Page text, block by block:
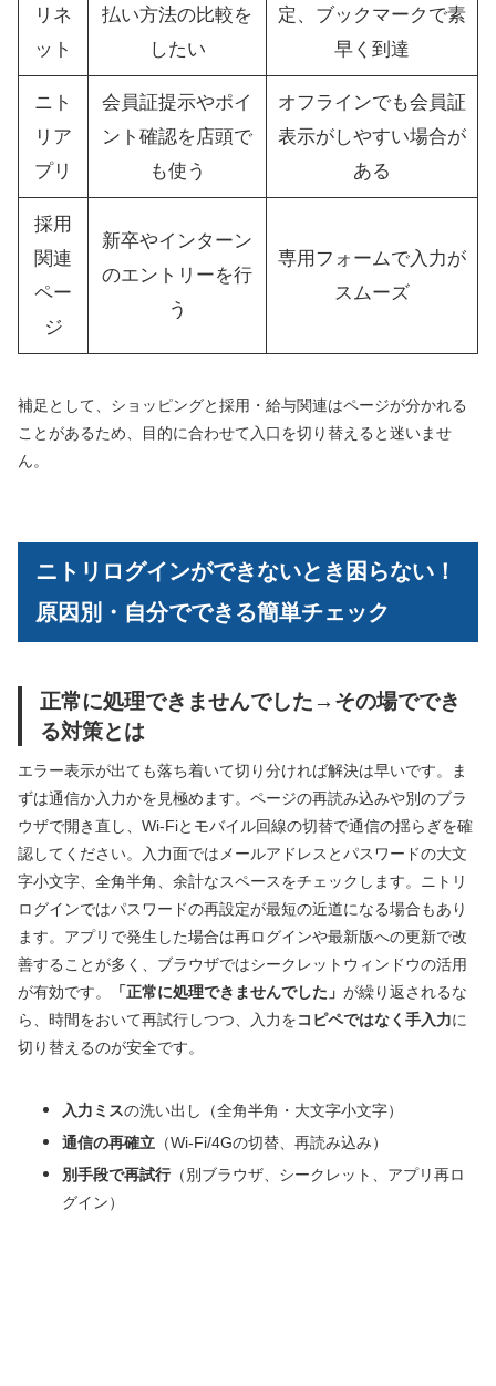
リネ
ット
払い方法の比較を
したい
定、ブックマークで素
早く到達
ニト
リア
プリ
会員証提示やポイ
ント確認を店頭で
も使う
オフラインでも会員証
表示がしやすい場合が
ある
採用
関連
ペー
ジ
新卒やインターン
のエントリーを行
う
専用フォームで入力が
スムーズ
補足として、ショッピングと採用・給与関連はページが分かれる
ことがあるため、目的に合わせて入口を切り替えると迷いませ
ん。
ニトリログインができないとき困らない！
原因別・自分でできる簡単チェック
正常に処理できませんでした→その場ででき
る対策とは
エラー表示が出ても落ち着いて切り分ければ解決は早いです。ま
ずは通信か入力かを見極めます。ページの再読み込みや別のブラ
ウザで開き直し、Wi‑Fiとモバイル回線の切替で通信の揺らぎを確
認してください。入力面ではメールアドレスとパスワードの大文
字小文字、全角半角、余計なスペースをチェックします。ニトリ
ログインではパスワードの再設定が最短の近道になる場合もあり
ます。アプリで発生した場合は再ログインや最新版への更新で改
善することが多く、ブラウザではシークレットウィンドウの活用
が有効です。
「正常に処理できませんでした」 が繰り返されるな
ら、時間をおいて再試行しつつ、入力をコピペではなく手入力に
切り替えるのが安全です。
入力ミスの洗い出し（全角半角・大文字小文字）
通信の再確立 （Wi‑Fi/4Gの切替、再読み込み）
別手段で再試行（別ブラウザ、シークレット、アプリ再ロ
グイン）